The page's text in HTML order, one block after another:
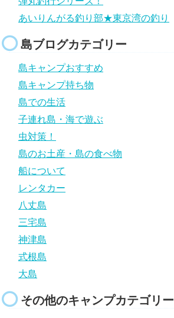
あいりんがる釣り部★東京湾の釣り
島ブログカテゴリー
島キャンプおすすめ
島キャンプ持ち物
島での生活
子連れ島・海で遊ぶ
虫対策！
島のお土産・島の食べ物
船について
レンタカー
八丈島
三宅島
神津島
式根島
大島
その他のキャンプカテゴリー